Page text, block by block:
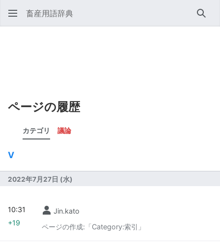
畜産用語辞典 検索
ページの履歴
カテゴリ 議論
V
2022年7月27日 (水)
Jin.kato
ページの作成:「Category:索引」
10:31
+19